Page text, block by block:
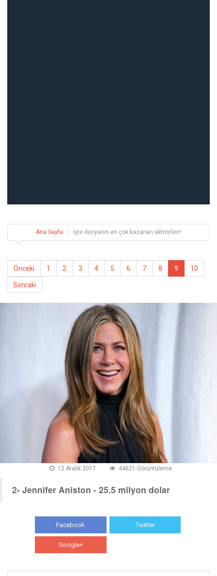
Ana Sayfa İşte dünyanın en çok kazanan aktristleri!
Önceki 1 2 3 4 5 6 7 8 9 10
Sonraki
12 Aralik 2017 44621 Görüntüleme
2- Jennifer Aniston - 25.5 milyon dolar
Facebook Twitter
Google+